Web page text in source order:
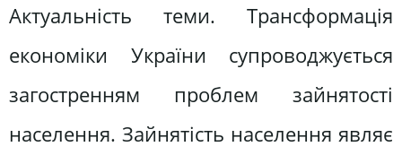
Актуальність теми. Трансформація
економіки України супроводжується
загостренням проблем зайнятості
населення. Зайнятість населення являє